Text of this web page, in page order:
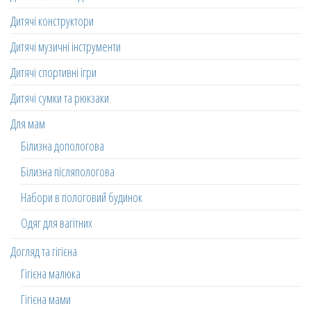
Дитячі конструктори
Дитячі музичні інструменти
Дитячі спортивні ігри
Дитячі сумки та рюкзаки
Для мам
Білизна допологова
Білизна післяпологова
Набори в пологовий будинок
Одяг для вагітних
Догляд та гігієна
Гігієна малюка
Гігієна мами